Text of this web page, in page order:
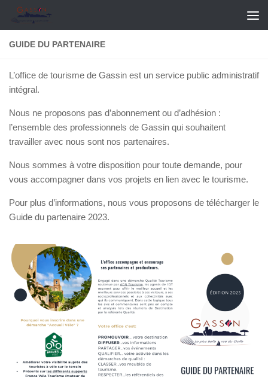
Skip to content
GUIDE DU PARTENAIRE
L’office de tourisme de Gassin est un service public administratif
intégral.
Nous ne proposons pas d’abonnement ou d’adhésion :
l’ensemble des professionnels de Gassin qui souhaitent
travailler avec nous sont nos partenaires.
Nous sommes à votre disposition pour toute demande, pour
vous accompagner dans vos projets en lien avec le tourisme.
Pour plus d’informations, nous vous proposons de télécharger le
Guide du partenaire 2023.